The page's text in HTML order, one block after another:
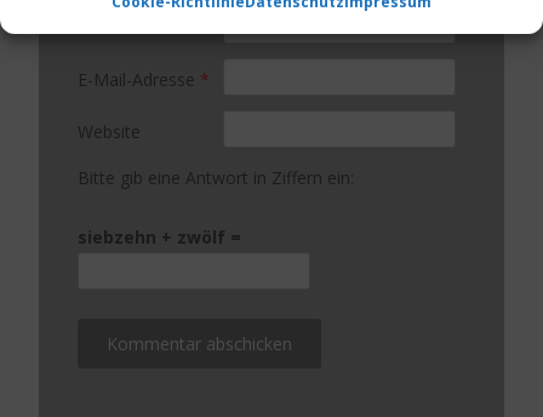
E-Mail-Adresse *
Website
Bitte gib eine Antwort in Ziffern ein:
siebzehn + zwölf =